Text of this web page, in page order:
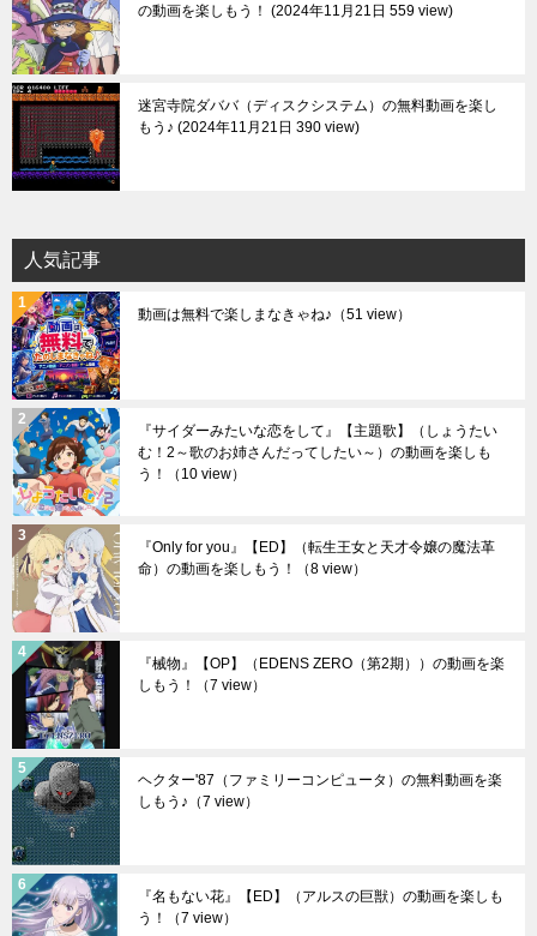
の動画を楽しもう！
2024年11月21日 559 view
迷宮寺院ダババ（ディスクシステム）の無料動画を楽し
もう♪ 2024年11月21日 390 view
人気記事
動画は無料で楽しまなきゃね♪ （51 view）
『サイダーみたいな恋をして』【主題歌】（しょうたい
む！2～歌のお姉さんだってしたい～）の動画を楽しも
う！
（10 view）
『Only for you』【ED】（転生王女と天才令嬢の魔法革
命）の動画を楽しもう！
（8 view）
『械物』【OP】（EDENS ZERO（第2期））の動画を楽
しもう！
（7 view）
ヘクター'87（ファミリーコンピュータ）の無料動画を楽
しもう♪ （7 view）
『名もない花』【ED】（アルスの巨獣）の動画を楽しも
う！
（7 view）